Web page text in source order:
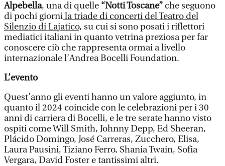
Alpebella, una di quelle “Notti Toscane” che seguono
di pochi giornila triade di concerti del Teatro del
Silenzio di Lajatico, su cui si sono posati i riflettori
mediatici italiani in quanto vetrina preziosa per far
conoscere ciò che rappresenta ormai a livello
internazionale l’Andrea Bocelli Foundation.
L’evento
Quest’anno gli eventi hanno un valore aggiunto, in
quanto il 2024 coincide con le celebrazioni per i 30
anni di carriera di Bocelli, e le tre serate hanno visto
ospiti come Will Smith, Johnny Depp, Ed Sheeran,
Plácido Domingo, José Carreras, Zucchero, Elisa,
Laura Pausini, Tiziano Ferro, Shania Twain, Sofia
Vergara, David Foster e tantissimi altri.